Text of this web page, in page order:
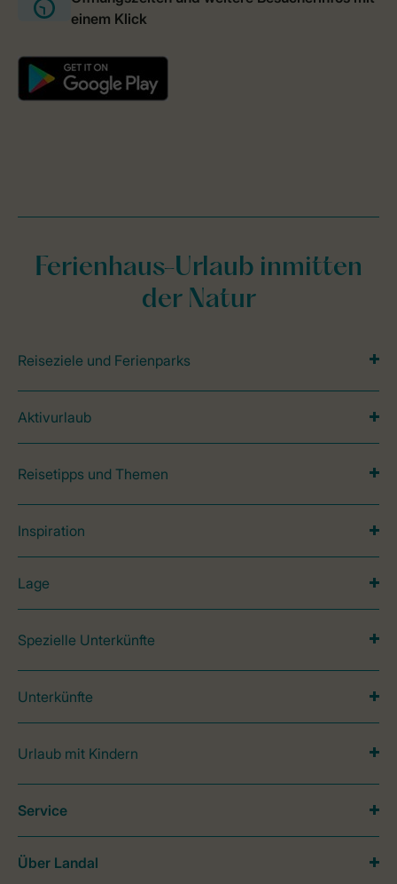
Ferienhaus-Urlaub inmitten
der Natur
Reiseziele und Ferienparks
Aktivurlaub
Reisetipps und Themen
Inspiration
Lage
Spezielle Unterkünfte
Unterkünfte
Urlaub mit Kindern
Service
Über Landal